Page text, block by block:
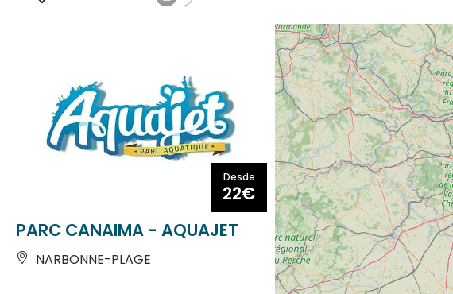
Desde
22€
PARC CANAIMA - AQUAJET
NARBONNE-PLAGE